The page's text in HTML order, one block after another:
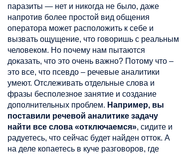
паразиты — нет и никогда не было, даже
напротив более простой вид общения
оператора может расположить к себе и
вызвать ощущение, что говоришь с реальным
человеком. Но почему нам пытаются
доказать, что это очень важно? Потому что –
это все, что псевдо – речевые аналитики
умеют. Отслеживать отдельные слова и
фразы бесполезное занятие и создание
дополнительных проблем. Например, вы
поставили речевой аналитике задачу
найти все слова «отключаемся», сидите и
радуетесь, что сейчас будет найден отток. А
на деле копаетесь в куче разговоров, где